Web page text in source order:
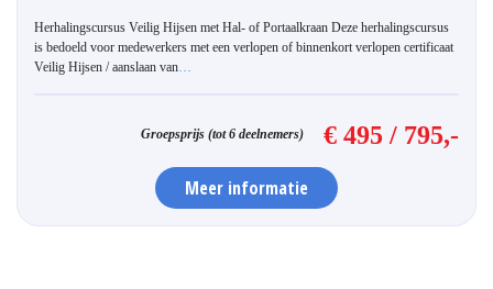
Herhalingscursus Veilig Hijsen met Hal- of Portaalkraan Deze herhalingscursus
is bedoeld voor medewerkers met een verlopen of binnenkort verlopen certificaat
Veilig Hijsen / aanslaan van
Groepsprijs (tot 6 deelnemers) € 495 / 795,-
Meer informatie